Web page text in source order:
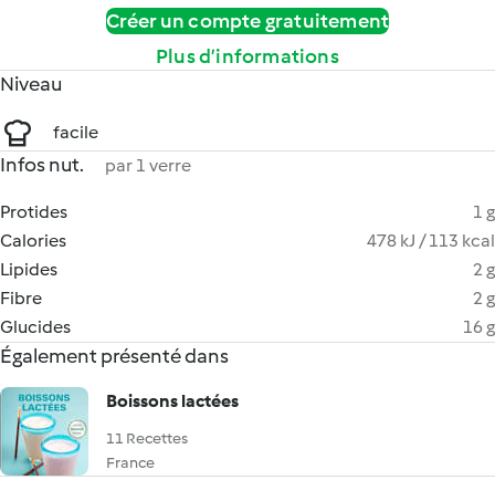
Créer un compte gratuitement
Plus d’informations
Niveau
facile
Infos nut. par 1 verre
Protides
1 g
Calories
478 kJ / 113 kcal
Lipides
2 g
Fibre
2 g
Glucides
16 g
Également présenté dans
Boissons lactées
11 Recettes
France